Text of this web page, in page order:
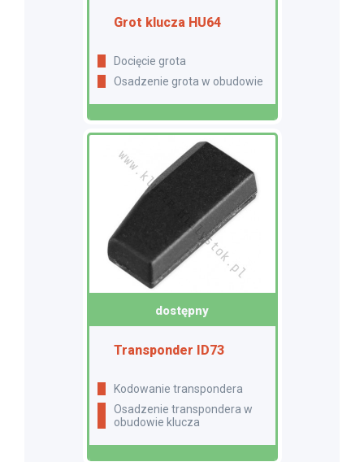
Grot klucza HU64
Docięcie grota
Osadzenie grota w obudowie
dostępny
Transponder ID73
Kodowanie transpondera
Osadzenie transpondera w
obudowie klucza